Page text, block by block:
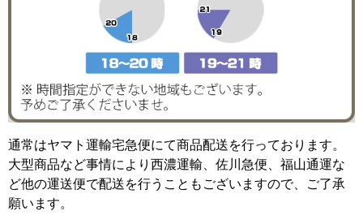
通常はヤマト運輸宅急便にて商品配送を行っております。
大型商品など事情により西濃運輸、佐川急便、福山通運な
ど他の運送便で配送を行うこともございますので、ご了承
願います。